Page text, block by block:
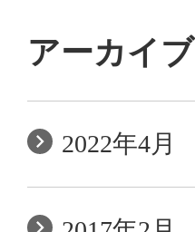
アーカイブ
2022年4月